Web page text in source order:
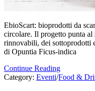
EbioScart: bioprodotti da
circolare. Il progetto punta
rinnovabili, dei sottoprodotti
di Opuntia Ficus-indica
Continue Reading
Category: Eventi/Food &